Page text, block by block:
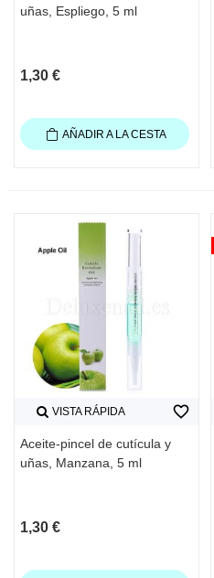
uñas, Espliego, 5 ml
1,30 €
AÑADIR A LA CESTA
VISTA RÁPIDA
Aceite-pincel de cutícula y
uñas, Manzana, 5 ml
1,30 €
favorite_border